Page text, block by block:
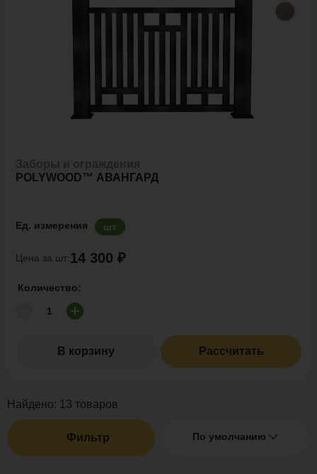
Найдено: 13 товаров
Фильтр По умолчанию
POLYWOOD™ АВАНГАРД
Ед. измерения шт
Цена за шт:14 300 ₽
Количество:
В корзину Рассчитать